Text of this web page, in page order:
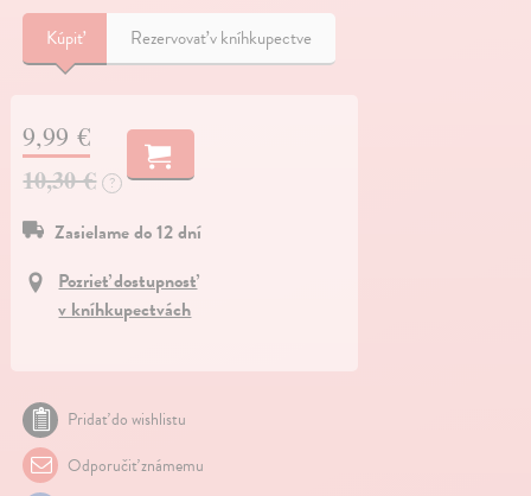
Kúpiť Rezervovať v kníhkupectve
9,99 €
10,30 €
?
Zasielame do 12 dní
Pozrieť dostupnosť
v kníhkupectvách
Pridať do wishlistu
Odporučiť známemu